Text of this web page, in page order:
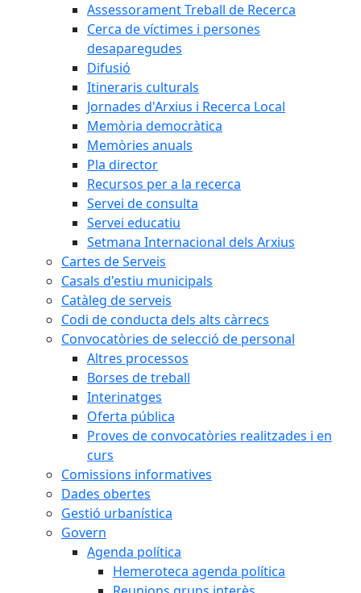
Assessorament Treball de Recerca
Cerca de víctimes i persones
desaparegudes
Difusió
Itineraris culturals
Jornades d'Arxius i Recerca Local
Memòria democràtica
Memòries anuals
Pla director
Recursos per a la recerca
Servei de consulta
Servei educatiu
Setmana Internacional dels Arxius
Cartes de Serveis
Casals d'estiu municipals
Catàleg de serveis
Codi de conducta dels alts càrrecs
Convocatòries de selecció de personal
Altres processos
Borses de treball
Interinatges
Oferta pública
Proves de convocatòries realitzades i en
curs
Comissions informatives
Dades obertes
Gestió urbanística
Govern
Agenda política
Hemeroteca agenda política